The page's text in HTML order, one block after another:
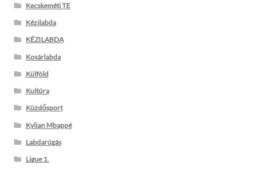
Kecskeméti TE
Kézilabda
KÉZILABDA
Kosárlabda
Külföld
Kultúra
Küzdősport
Kylian Mbappé
Labdarúgás
Ligue 1.